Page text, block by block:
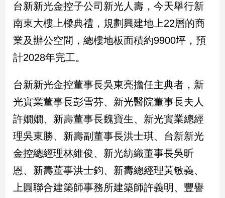
治
焦
點
品
點
調
國
會
焦
點
觀
台新新光金控子公司新光人壽，今天舉行新
南東大樓上樑典禮，規劃興建地上22層的商
業及辦公空間，總樓地板面積約9900坪，預
計2028年完工。
台新新光金控董事長吳東亮擔任主典者，新
光實業董事長彭雪芬、新光醫院董事長夫人
許嫺嫺、新壽董事長魏寶生、新光實業總經
理吳東勝、新壽副董事長洪士琪、台新新光
金控總經理林維俊、新光紡織董事長吳昕
恩、新壽董事洪士鈞、新壽總經理黃敏義、
上圓聯合建築師事務所建築師許義明、豐譽